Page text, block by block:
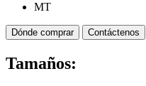
MT
Dónde comprar Contáctenos
Tamaños: